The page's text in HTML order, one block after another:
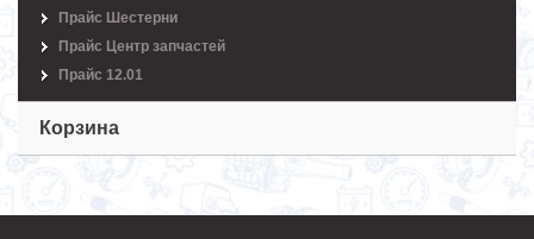
Прайс Шестерни
Прайс Центр запчастей
Прайс 12.01
Корзина